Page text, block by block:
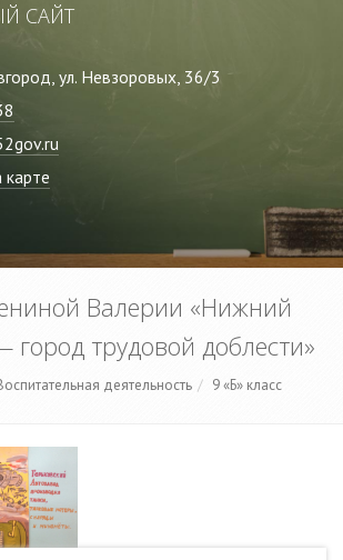
САЙТ
ул. Невзоровых, 36/3
карте
Валерии «Нижний
трудовой доблести»
деятельность 9 «Б» класс